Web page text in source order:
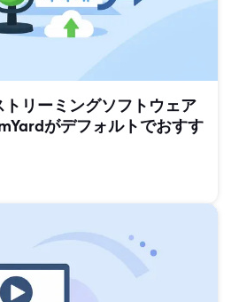
リーミングソフトウェア
がデフォルトでおすす